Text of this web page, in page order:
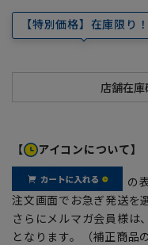
【特別価格】在庫限り！
【 アイコンについて】
の
注文画面でお急ぎ発送を
さらにメルマガ会員様は
となります。（補正商品